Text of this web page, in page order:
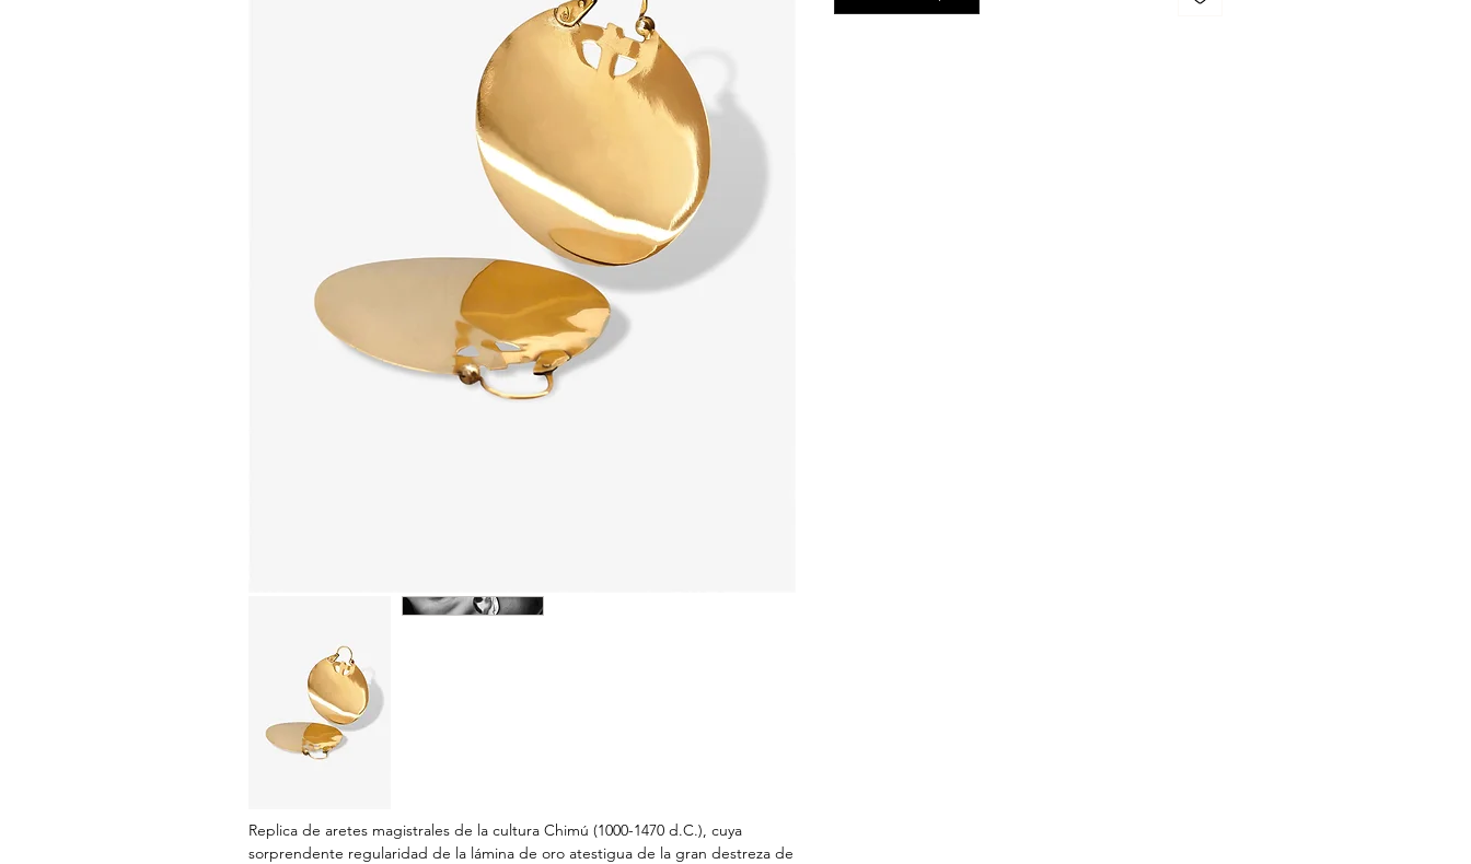
Replica de aretes magistrales de la cultura Chimú (1000-1470 d.C.), cuya
sorprendente regularidad de la lámina de oro atestigua de la gran destreza de